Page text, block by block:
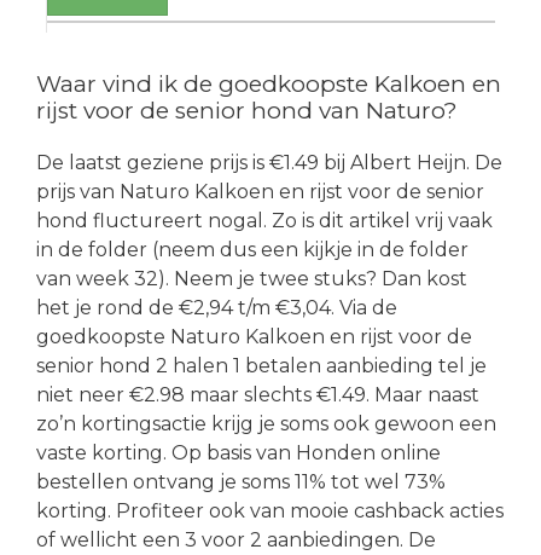
Waar vind ik de goedkoopste Kalkoen en
rijst voor de senior hond van Naturo?
De laatst geziene prijs is €1.49 bij Albert Heijn. De
prijs van Naturo Kalkoen en rijst voor de senior
hond fluctureert nogal. Zo is dit artikel vrij vaak
in de folder (neem dus een kijkje in de folder
van week 32). Neem je twee stuks? Dan kost
het je rond de €2,94 t/m €3,04. Via de
goedkoopste Naturo Kalkoen en rijst voor de
senior hond 2 halen 1 betalen aanbieding tel je
niet neer €2.98 maar slechts €1.49. Maar naast
zo’n kortingsactie krijg je soms ook gewoon een
vaste korting. Op basis van Honden online
bestellen ontvang je soms 11% tot wel 73%
korting. Profiteer ook van mooie cashback acties
of wellicht een 3 voor 2 aanbiedingen. De